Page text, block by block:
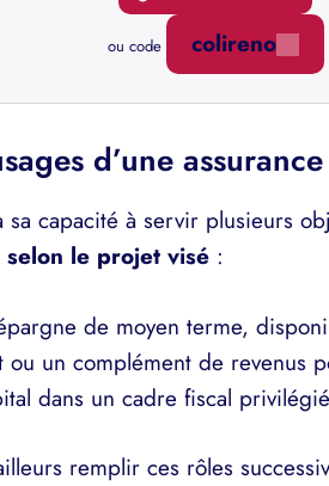
ou code colireno
d’une
sa capacité à servir plusieurs
le projet visé :
de moyen terme,
un complément de revenus
dans un cadre fiscal
remplir ces rôles